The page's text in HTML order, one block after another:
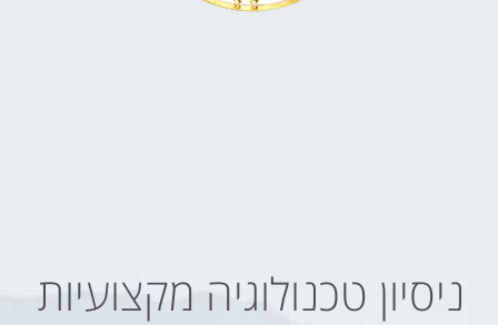
ניסיון טכנולוגיה מקצועיות